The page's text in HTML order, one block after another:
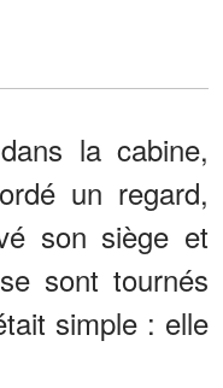
la cabine,
un regard,
son siège et
sont tournés
simple : elle